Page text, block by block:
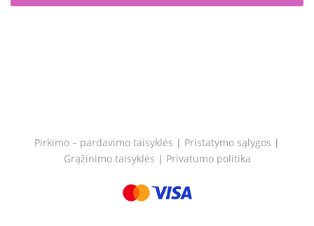
Pirkimo – pardavimo taisyklės | Pristatymo sąlygos |
Grąžinimo taisyklės | Privatumo politika